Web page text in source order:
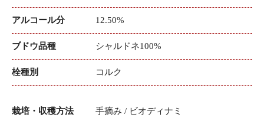
アルコール分 12.50%
ブドウ品種 シャルドネ100%
栓種別 コルク
栽培・収穫方法 手摘み / ビオディナミ